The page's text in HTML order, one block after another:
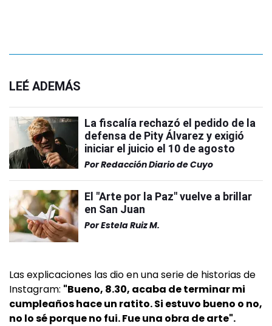
LEÉ ADEMÁS
La fiscalía rechazó el pedido de la
defensa de Pity Álvarez y exigió
iniciar el juicio el 10 de agosto
PorRedacción Diario de Cuyo
El "Arte por la Paz" vuelve a brillar
en San Juan
PorEstela Ruiz M.
Las explicaciones las dio en una serie de historias de
Instagram: "Bueno, 8.30, acaba de terminar mi
cumpleaños hace un ratito. Si estuvo bueno o no,
no lo sé porque no fui. Fue una obra de arte".